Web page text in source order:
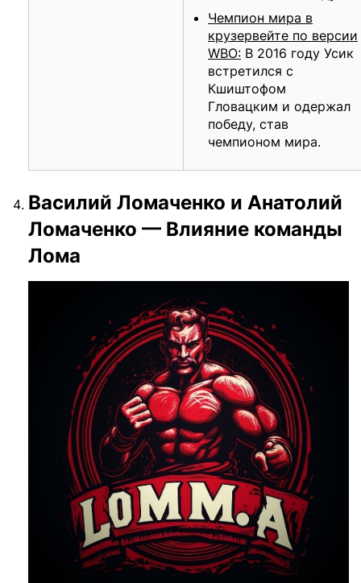
Чемпион мира в
крузервейте по версии
WBO: В 2016 году Усик
встретился с
Кшиштофом
Гловацким и одержал
победу, став
чемпионом мира.
Василий Ломаченко и Анатолий
Ломаченко — Влияние команды
Лома